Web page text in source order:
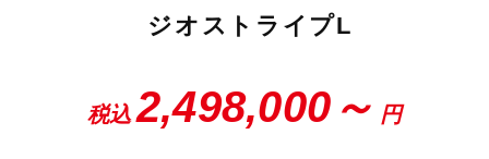
ジオストライプL
税込2,498,000～ 円